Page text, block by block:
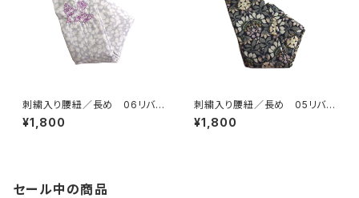
刺繍入り腰紐／長め 06リバテ
ィグレー【コットンきもの屋＊sa
n】
¥1,800
刺繍入り腰紐／長め 05リバテ
ィ黒【コットンきもの屋＊san】
¥1,800
セール中の商品